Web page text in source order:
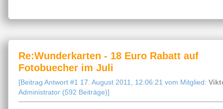
Re:Wunderkarten - 18 Euro Rabatt auf
Fotobuecher im Juli
[Beitrag Antwort #1 17. August 2011, 12:06:21 vom Mitglied:
Administrator (592 Beiträge)]